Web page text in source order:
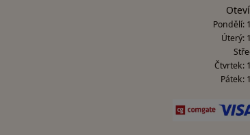
Pondělí:
Úterý:
Čtvrtek:
Pátek: